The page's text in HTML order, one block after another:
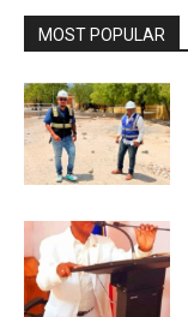
MOST POPULAR